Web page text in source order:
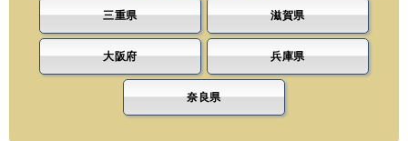
三重県 滋賀県
大阪府 兵庫県
奈良県